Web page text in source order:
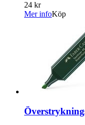
24 kr
Mer infoKöp